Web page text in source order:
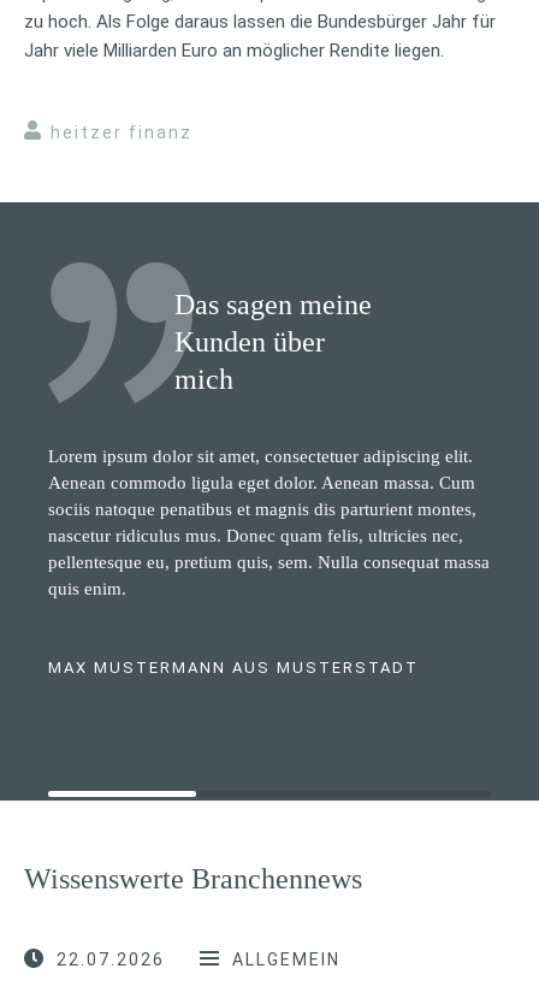
zu hoch. Als Folge daraus lassen die Bundesbürger Jahr für
Jahr viele Milliarden Euro an möglicher Rendite liegen.
heitzer finanz
Das sagen meine
Kunden über
mich
Lorem ipsum dolor sit amet, consectetuer adipiscing elit.
Aenean commodo ligula eget dolor. Aenean massa. Cum
sociis natoque penatibus et magnis dis parturient montes,
nascetur ridiculus mus. Donec quam felis, ultricies nec,
pellentesque eu, pretium quis, sem. Nulla consequat massa
quis enim.
MAX MUSTERMANN AUS MUSTERSTADT
Wissenswerte Branchennews
22.07.2026 ALLGEMEIN